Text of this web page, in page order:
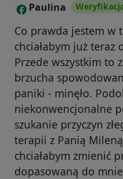
P Paulina
Co prawda jestem w
chciałabym już teraz
Przede wszystkim to
brzucha
paniki - minęło.
niekonwencjonalne
szukanie przyczyn
terapii z Panią
chciałabym zmienić
dopasowaną do